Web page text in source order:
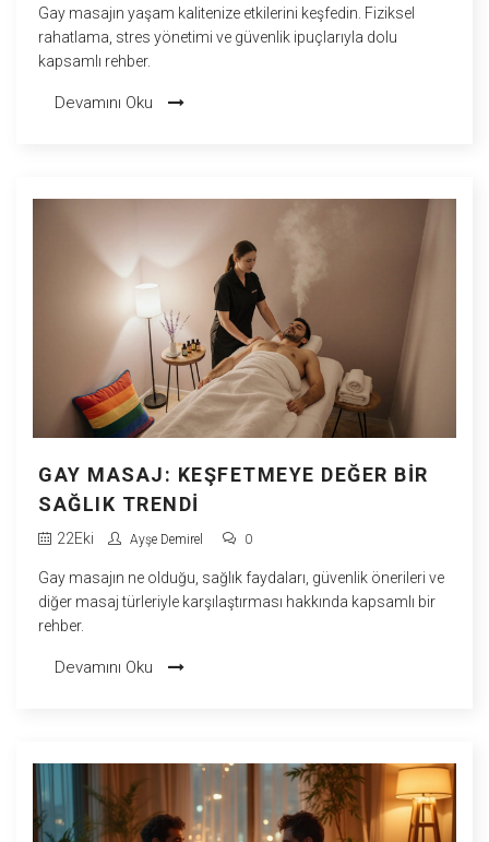
Gay masajın yaşam kalitenize etkilerini keşfedin. Fiziksel
rahatlama, stres yönetimi ve güvenlik ipuçlarıyla dolu
kapsamlı rehber.
Devamını Oku
GAY MASAJ: KEŞFETMEYE DEĞER BIR
SAĞLIK TRENDI
22Eki Ayşe Demirel 0
Gay masajın ne olduğu, sağlık faydaları, güvenlik önerileri ve
diğer masaj türleriyle karşılaştırması hakkında kapsamlı bir
rehber.
Devamını Oku